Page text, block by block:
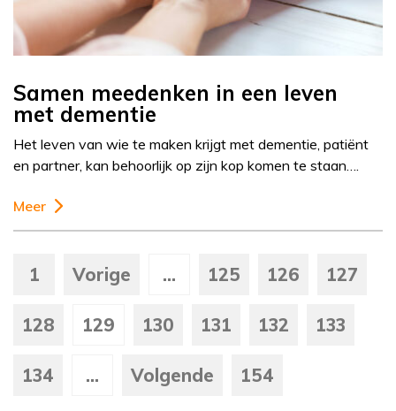
Samen meedenken in een leven
met dementie
Het leven van wie te maken krijgt met dementie, patiënt
en partner, kan behoorlijk op zijn kop komen te staan….
Meer
1 Vorige ... 125 126 127
128 129 130 131 132 133
134 ... Volgende 154